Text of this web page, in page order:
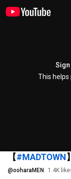
Sign
This
【#MADTOWN
@ooharaMEN 1.4K